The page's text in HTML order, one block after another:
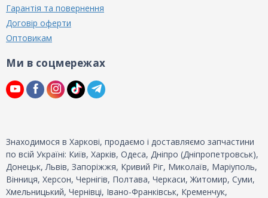
Гарантія та повернення
Договір оферти
Оптовикам
Ми в соцмережах
Знаходимося в Харкові, продаємо і доставляємо запчастини
по всій Україні: Київ, Харків, Одеса, Дніпро (Дніпропетровськ),
Донецьк, Львів, Запоріжжя, Кривий Ріг, Миколаїв, Маріуполь,
Вінниця, Херсон, Чернігів, Полтава, Черкаси, Житомир, Суми,
Хмельницький, Чернівці, Івано-Франківськ, Кременчук,